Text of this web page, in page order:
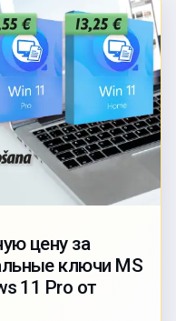
цену за
ключи MS
11 Pro от